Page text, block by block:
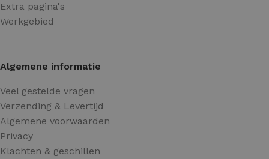
Extra pagina's
Werkgebied
Algemene informatie
Veel gestelde vragen
Verzending & Levertijd
Algemene voorwaarden
Privacy
Klachten & geschillen